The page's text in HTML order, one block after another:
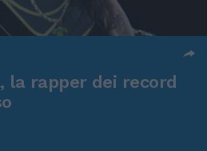
la rapper dei record